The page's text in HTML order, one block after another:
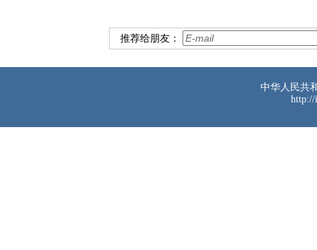
推荐给朋友：
中华人民共
http://